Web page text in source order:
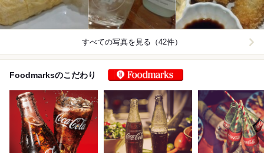
すべての写真を見る（42件）
Foodmarksのこだわり